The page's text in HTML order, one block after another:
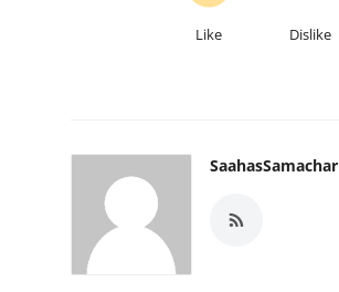
Like Dislike
SaahasSamachar